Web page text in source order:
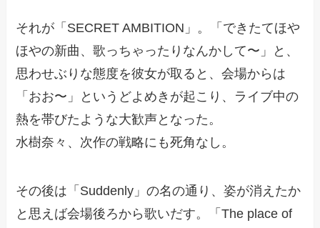
それが「SECRET AMBITION」。「できたてほや
ほやの新曲、歌っちゃったりなんかして〜」と、
思わせぶりな態度を彼女が取ると、会場からは
「おお〜」というどよめきが起こり、ライブ中の
熱を帯びたような大歓声となった。
水樹奈々、次作の戦略にも死角なし。
その後は「Suddenly」の名の通り、姿が消えたか
と思えば会場後ろから歌いだす。「The place of